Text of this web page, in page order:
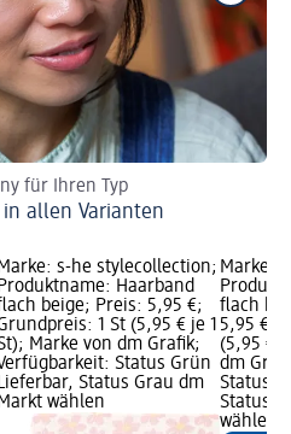
für Ihren Typ
in allen Varianten
s-he stylecollection;
Haarband
beige; Preis: 5,95 €;
1 St (5,95 € je 1
Marke von dm Grafik;
Status Grün
Status Grau dm
wählen
Marke:
flach
5,95 €;
(5,95 €
dm
Status
Status
wählen